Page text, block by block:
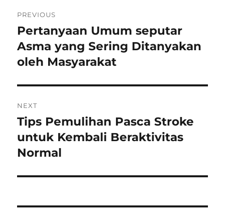
navigation
PREVIOUS
Previous
post:
Pertanyaan Umum seputar
Asma yang Sering Ditanyakan
oleh Masyarakat
NEXT
Next
post:
Tips Pemulihan Pasca Stroke
untuk Kembali Beraktivitas
Normal